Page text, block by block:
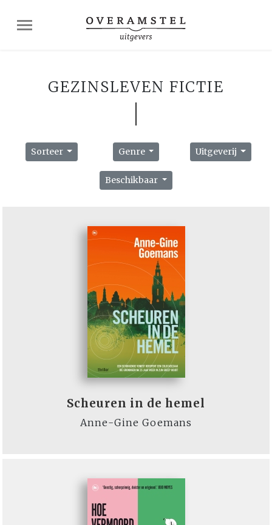
GEZINSLEVEN FICTIE
Sorteer Genre Uitgeverij
Beschikbaar
Scheuren in de hemel
Anne-Gine Goemans